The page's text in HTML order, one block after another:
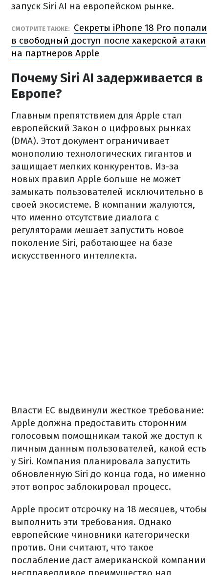
запуск Siri AI на европейском рынке.
СМОТРИТЕ ТАКЖЕ:
Секреты iPhone 18 Pro попали
в свободный доступ после хакерской атаки
на партнеров Apple
Почему Siri AI задерживается в
Европе?
Главным препятствием для Apple стал
европейский Закон о цифровых рынках
(DMA). Этот документ ограничивает
монополию технологических гигантов и
защищает мелких конкурентов. Из-за
новых правил Apple больше не может
замыкать пользователей исключительно в
своей экосистеме. В компании жалуются,
что именно отсутствие диалога с
регуляторами мешает запустить новое
поколение Siri, работающее на базе
искусственного интеллекта.
Власти ЕС выдвинули жесткое требование:
Apple должна предоставить сторонним
голосовым помощникам такой же доступ к
личным данным пользователей, какой есть
у Siri. Компания планировала запустить
обновленную Siri до конца года, но именно
этот вопрос заблокировал процесс.
Apple просит отсрочку на 18 месяцев, чтобы
выполнить эти требования. Однако
европейские чиновники категорически
против. Они считают, что такое
послабление даст американской компании